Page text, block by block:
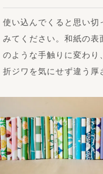
使い込んでくると思い
みてください。和紙の
のような手触りに変わ
折ジワを気にせず違う厚